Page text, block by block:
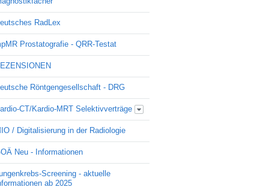
RadLex
Prostatografie - QRR-Testat
Röntgengesellschaft - DRG
CT/Kardio-MRT Selektivverträge
/ Digitalisierung in der Radiologie
Neu - Informationen
Screening - aktuelle
ab 2025